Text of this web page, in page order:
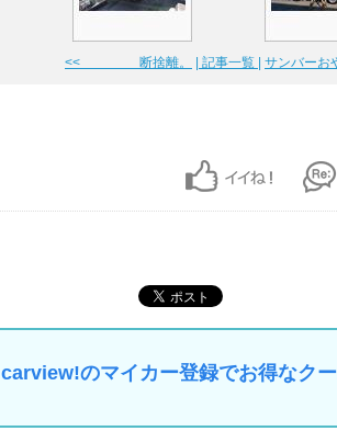
<< 断捨離。 | 記事一覧 | サンバーお
carview!のマイカー登録でお得なク